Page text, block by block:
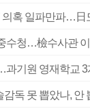
수청…檢수사관
기원 영재학교 3
독 못 뽑았나, 안